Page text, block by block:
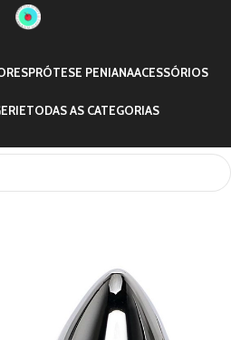
PRÓTESE PENIANAACESSÓRIOS
TODAS AS CATEGORIAS